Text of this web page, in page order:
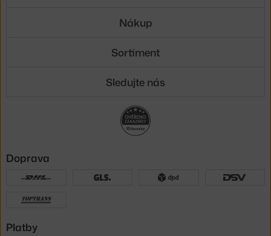
Nákup
Sortiment
Sledujte nás
Doprava
Platby